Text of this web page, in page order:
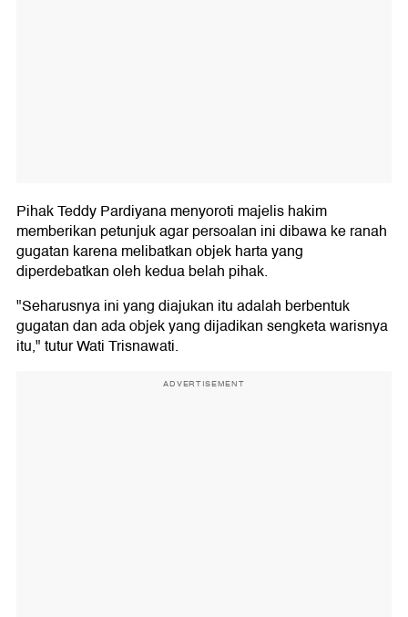
Pihak Teddy Pardiyana menyoroti majelis hakim
memberikan petunjuk agar persoalan ini dibawa ke ranah
gugatan karena melibatkan objek harta yang
diperdebatkan oleh kedua belah pihak.
"Seharusnya ini yang diajukan itu adalah berbentuk
gugatan dan ada objek yang dijadikan sengketa warisnya
itu," tutur Wati Trisnawati.
ADVERTISEMENT